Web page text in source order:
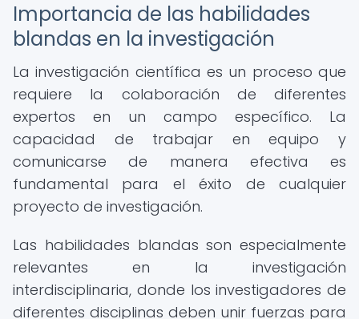
Importancia de las habilidades
blandas en la investigación
La investigación científica es un proceso que
requiere la colaboración de diferentes
expertos en un campo específico. La
capacidad de trabajar en equipo y
comunicarse de manera efectiva es
fundamental para el éxito de cualquier
proyecto de investigación.
Las habilidades blandas son especialmente
relevantes en la investigación
interdisciplinaria, donde los investigadores de
diferentes disciplinas deben unir fuerzas para